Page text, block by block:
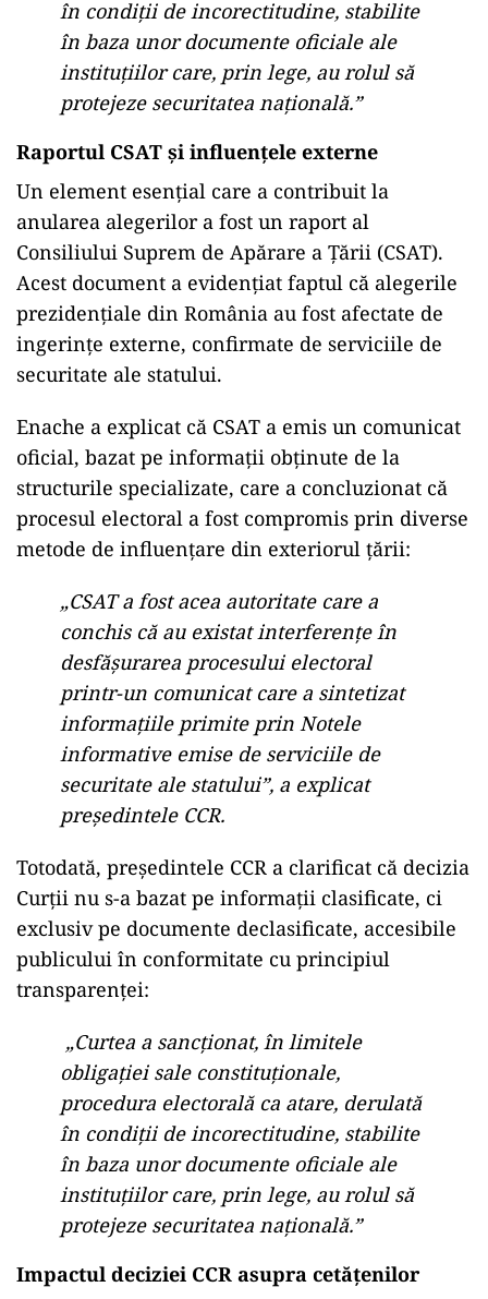
în condiții de incorectitudine, stabilite
în baza unor documente oficiale ale
instituțiilor care, prin lege, au rolul să
protejeze securitatea națională.”
Raportul CSAT și influențele externe
Un element esențial care a contribuit la
anularea alegerilor a fost un raport al
Consiliului Suprem de Apărare a Țării (CSAT).
Acest document a evidențiat faptul că alegerile
prezidențiale din România au fost afectate de
ingerințe externe, confirmate de serviciile de
securitate ale statului.
Enache a explicat că CSAT a emis un comunicat
oficial, bazat pe informații obținute de la
structurile specializate, care a concluzionat că
procesul electoral a fost compromis prin diverse
metode de influențare din exteriorul țării:
„CSAT a fost acea autoritate care a
conchis că au existat interferențe în
desfășurarea procesului electoral
printr-un comunicat care a sintetizat
informațiile primite prin Notele
informative emise de serviciile de
securitate ale statului”, a explicat
președintele CCR.
Totodată, președintele CCR a clarificat că decizia
Curții nu s-a bazat pe informații clasificate, ci
exclusiv pe documente declasificate, accesibile
publicului în conformitate cu principiul
transparenței:
„Curtea a sancționat, în limitele
obligației sale constituționale,
procedura electorală ca atare, derulată
în condiții de incorectitudine, stabilite
în baza unor documente oficiale ale
instituțiilor care, prin lege, au rolul să
protejeze securitatea națională.”
Impactul deciziei CCR asupra cetățenilor